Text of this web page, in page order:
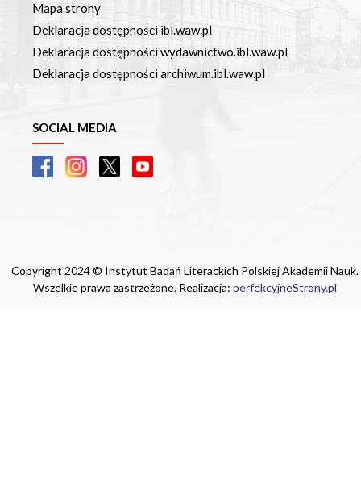
Mapa strony
Deklaracja dostępności ibl.waw.pl
Deklaracja dostępności wydawnictwo.ibl.waw.pl
Deklaracja dostępności archiwum.ibl.waw.pl
SOCIAL MEDIA
Copyright 2024 © Instytut Badań Literackich Polskiej Akademii Nauk.
Wszelkie prawa zastrzeżone. Realizacja: perfekcyjneStrony.pl